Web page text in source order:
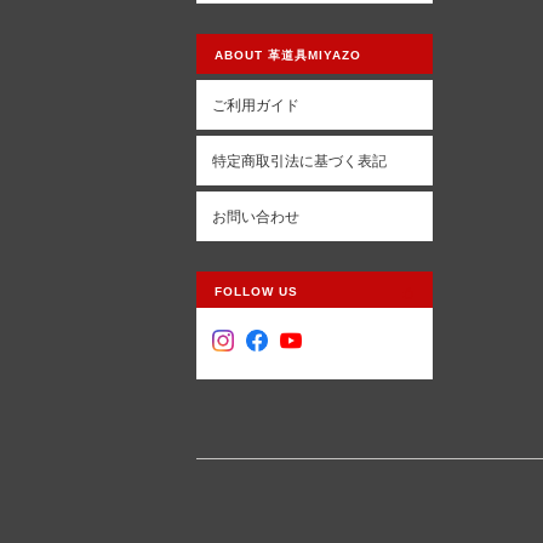
ABOUT 革道具MIYAZO
ご利用ガイド
特定商取引法に基づく表記
お問い合わせ
FOLLOW US